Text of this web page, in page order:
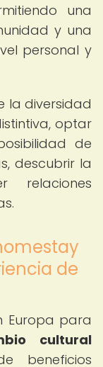
una
y una
personal y
la diversidad
optar
de
descubrir la
relaciones
de
Europa para
cultural
beneficios